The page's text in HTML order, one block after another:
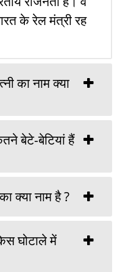
के रेल मंत्री रह
का नाम क्या
बेटे-बेटियां हैं
क्या नाम है ?
घोटाले में